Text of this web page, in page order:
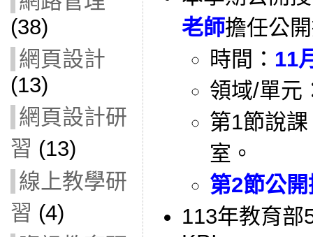
(38)
網頁設計
(13)
網頁設計研
習 (13)
線上教學研
習 (4)
老師擔任公
時間： 11
領域/單元
第1節說
室。
第2節公
113年教育部